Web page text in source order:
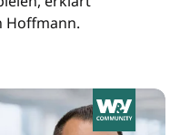
Hoffmann.